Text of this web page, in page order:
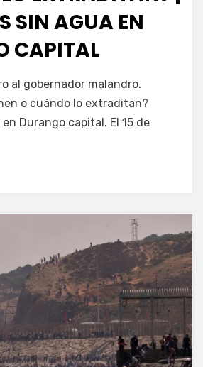
SIN AGUA EN
CAPITAL
Servín
al gobernador malandro.
o cuándo lo extraditan?
Durango capital. El 15 de